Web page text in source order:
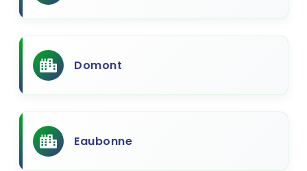
Domont
Eaubonne